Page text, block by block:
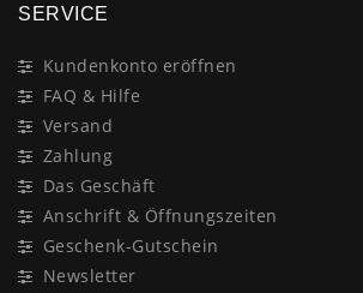
SERVICE
Kundenkonto eröffnen
FAQ & Hilfe
Versand
Zahlung
Das Geschäft
Anschrift & Öffnungszeiten
Geschenk-Gutschein
Newsletter